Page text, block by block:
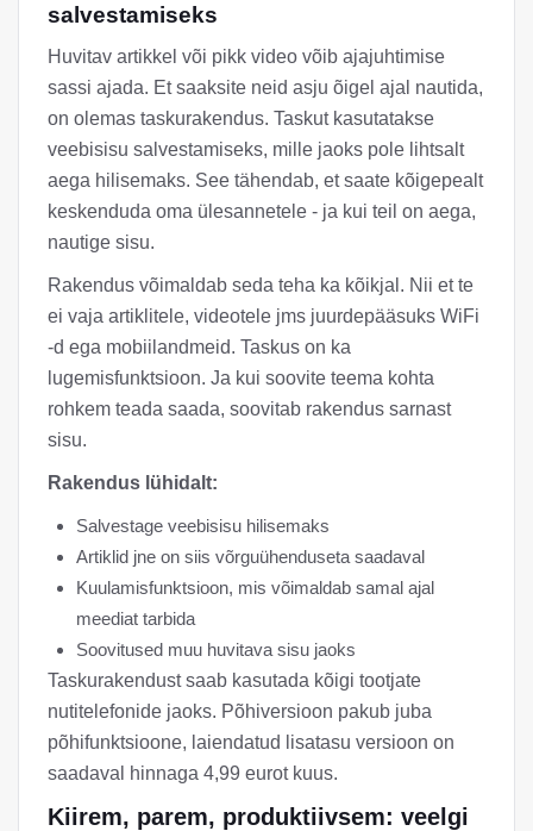
salvestamiseks
Huvitav artikkel või pikk video võib ajajuhtimise
sassi ajada. Et saaksite neid asju õigel ajal nautida,
on olemas taskurakendus. Taskut kasutatakse
veebisisu salvestamiseks, mille jaoks pole lihtsalt
aega hilisemaks. See tähendab, et saate kõigepealt
keskenduda oma ülesannetele - ja kui teil on aega,
nautige sisu.
Rakendus võimaldab seda teha ka kõikjal. Nii et te
ei vaja artiklitele, videotele jms juurdepääsuks WiFi
-d ega mobiilandmeid. Taskus on ka
lugemisfunktsioon. Ja kui soovite teema kohta
rohkem teada saada, soovitab rakendus sarnast
sisu.
Rakendus lühidalt:
Salvestage veebisisu hilisemaks
Artiklid jne on siis võrguühenduseta saadaval
Kuulamisfunktsioon, mis võimaldab samal ajal
meediat tarbida
Soovitused muu huvitava sisu jaoks
Taskurakendust saab kasutada kõigi tootjate
nutitelefonide jaoks. Põhiversioon pakub juba
põhifunktsioone, laiendatud lisatasu versioon on
saadaval hinnaga 4,99 eurot kuus.
Kiirem, parem, produktiivsem: veelgi